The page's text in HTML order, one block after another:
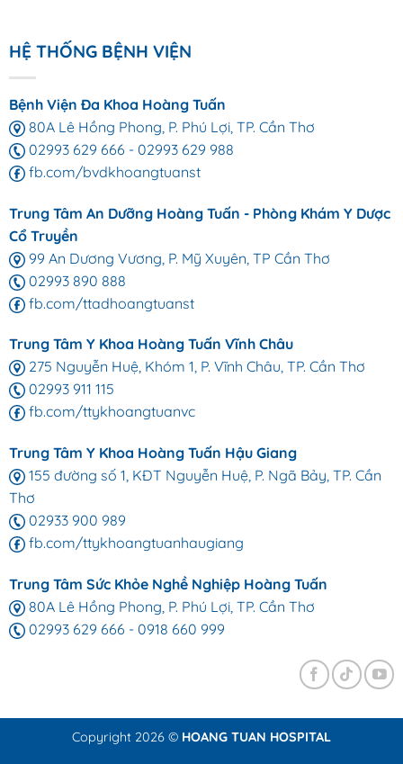
HỆ THỐNG BỆNH VIỆN
Bệnh Viện Đa Khoa Hoàng Tuấn
80A Lê Hồng Phong, P. Phú Lợi, TP. Cần Thơ
02993 629 666 - 02993 629 988
fb.com/bvdkhoangtuanst
Trung Tâm An Dưỡng Hoàng Tuấn - Phòng Khám Y Dược
Cổ Truyền
99 An Dương Vương, P. Mỹ Xuyên, TP Cần Thơ
02993 890 888
fb.com/ttadhoangtuanst
Trung Tâm Y Khoa Hoàng Tuấn Vĩnh Châu
275 Nguyễn Huệ, Khóm 1, P. Vĩnh Châu, TP. Cần Thơ
02993 911 115
fb.com/ttykhoangtuanvc
Trung Tâm Y Khoa Hoàng Tuấn Hậu Giang
155 đường số 1, KĐT Nguyễn Huệ, P. Ngã Bảy, TP. Cần
Thơ
02933 900 989
fb.com/ttykhoangtuanhaugiang
Trung Tâm Sức Khỏe Nghề Nghiệp Hoàng Tuấn
80A Lê Hồng Phong, P. Phú Lợi, TP. Cần Thơ
02993 629 666 - 0918 660 999
Copyright 2026 © HOANG TUAN HOSPITAL